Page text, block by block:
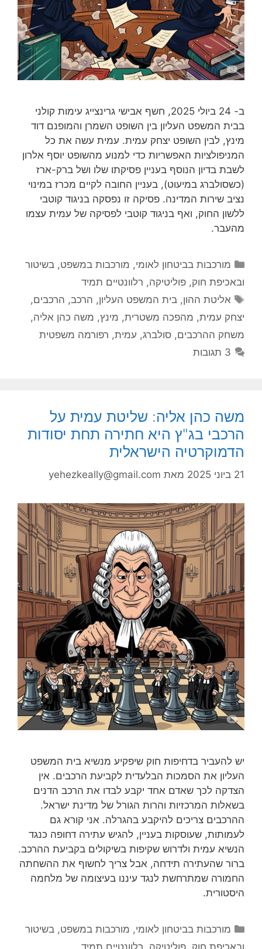
ב- 24 ביולי 2025, חשף אבישי גרינצייג עימות קולני
בבית המשפט העליון בין השופט השמרן והמופנם דוד
מינץ, לבין השופט יצחק עמית. עמית עשה את כל
המניפולציות האפשריות כדי למנוע מהשופט יוסף אלרון
לשבת בדיון הנוסף בעניין פסיקתו שלו ושל ברק-ארז
(כשסולברג במיעוט), בעניין החובה לקיים מכרז במינוי
נציב שירות המדינה. פסיקה זו נפסקה בניגוד קוטבי
ללשון החוק, ואף בניגוד קוטבי לפסיקה של עמית עצמו
מהעבר.
קטגוריות
מורכבות בביטחון לאומי, מורכבות במשפט, בשיטור
ובאכיפת חוק, פוליטיקה, רלוונטיים תמיד
תגיות
אליטת ההון,בית המשפט העליון, הרכב, הרכבים,
יצחק עמית, מהפכה משטרית, מינץ, משה כהן אליה,
משחק ההרכבים, סולברג, עמית, רפורמה משפטית
3 תגובות
משה כהן אליה: שליטת עמית על
הרכבי בג"ץ היא חתירה תחת יסודות
הדמוקרטיה הישראלית
21 ביוני 2025 מאת yehezkeally@gmail.com
יש להעביר בדחיפות חוק שיפקיע מנשיא בית המשפט
העליון את הסמכות הבלעדית לקביעת הרכבים. אין
הצדקה לכך שאדם אחד יקבע לבדו את הרכב הדנים
בשאלות המרכזיות והרות הגורל של מדינת ישראל.
ההרכבים צריכים להיקבע בהגרלה. אני קורא גם
לעמותות, שעוסקות בעניין, להגיש עתירה דחופה כנגד
הנשיא עמית ולדרוש שקיפות בשיקולים בקביעת ההרכב.
ברור שהעתירה תידחה, אבל צריך לחשוף את ההשחתה
החמורה שמתרחשת לנגד עיננו בעיצומה של מלחמה
היסטורית.
קטגוריות
מורכבות בביטחון לאומי, מורכבות במשפט, בשיטור
ובאכיפת חוק פוליטיקה רלוונטיים תמיד